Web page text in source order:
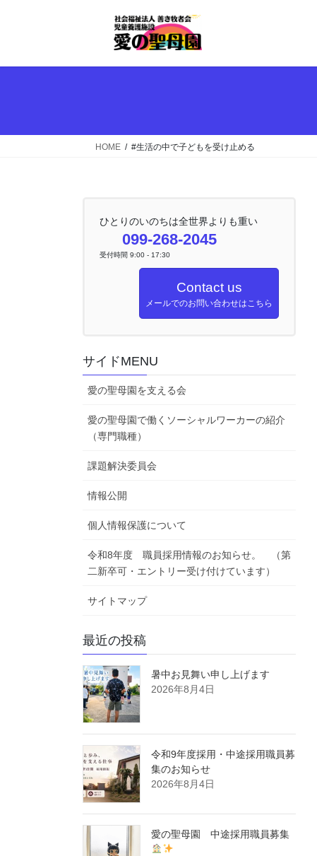
HOME #生活の中で子どもを受け止める
ひとりのいのちは全世界よりも重い
099-268-2045
受付時間 9:00 - 17:30
Contact us
メールでのお問い合わせはこちら
サイドMENU
愛の聖母園を支える会
愛の聖母園で働くソーシャルワーカーの紹介
（専門職種）
課題解決委員会
情報公開
個人情報保護について
令和8年度 職員採用情報のお知らせ。 （第
二新卒可・エントリー受け付けています）
サイトマップ
最近の投稿
暑中お見舞い申し上げます
2026年8月4日
令和9年度採用・中途採用職員募
集のお知らせ
2026年8月4日
愛の聖母園 中途採用職員募集